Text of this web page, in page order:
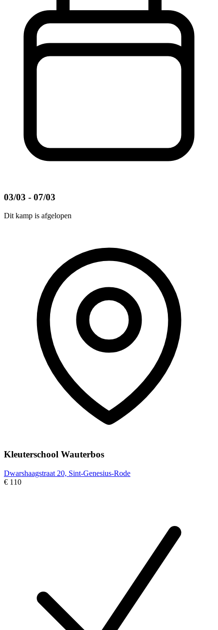
03/03 - 07/03
Dit kamp is afgelopen
Kleuterschool Wauterbos
Dwarshaagstraat 20, Sint-Genesius-Rode
€ 110